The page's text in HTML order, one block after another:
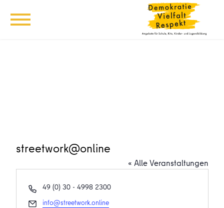
streetwork@online
« Alle Veranstaltungen
Telefon
49 (0) 30 - 4998 2300
Email
info@streetwork.online